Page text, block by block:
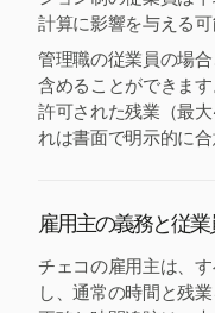
計算に影響を与える可
管理職の従業員の場
含めることができま
許可された残業（最
れは書面で明示的に
雇用主の義務と従業
チェコの雇用主は、
し、通常の時間と残